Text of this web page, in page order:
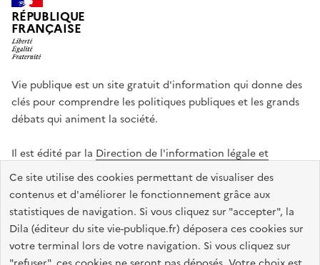
Ce site utilise des cookies permettant de visualiser des
contenus et d'améliorer le fonctionnement grâce aux
statistiques de navigation. Si vous cliquez sur "accepter", la
Dila (éditeur du site vie-publique.fr) déposera ces cookies sur
votre terminal lors de votre navigation. Si vous cliquez sur
RÉPUBLIQUE
FRANÇAISE
Vie publique est un site gratuit d'information qui donne des
clés pour comprendre les politiques publiques et les grands
débats qui animent la société.
Il est édité par la Direction de l'information légale et
administrative
legifrance.gouv.fr info.gouv.fr
data.gouv.fr
service-public.gouv.fr